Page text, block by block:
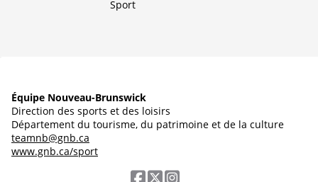
Sport
Équipe Nouveau-Brunswick
Direction des sports et des loisirs
Département du tourisme, du patrimoine et de la culture
teamnb@gnb.ca
www.gnb.ca/sport